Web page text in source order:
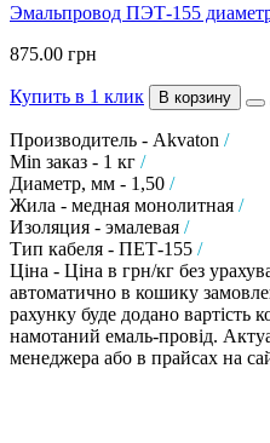
Эмальпровод ПЭТ-155
875.00 грн
Купить в 1 клик В корзину
Производитель - Akvaton /
Min заказ - 1 кг /
Диаметр, мм - 1,50 /
Жила - медная монолитная /
Изоляция - эмалевая /
Тип кабеля - ПЕТ-155 /
Ціна - Ціна в грн/кг без
автоматично в кошику
рахунку буде додано
намотаний емаль-провід.
менеджера або в прайсах на